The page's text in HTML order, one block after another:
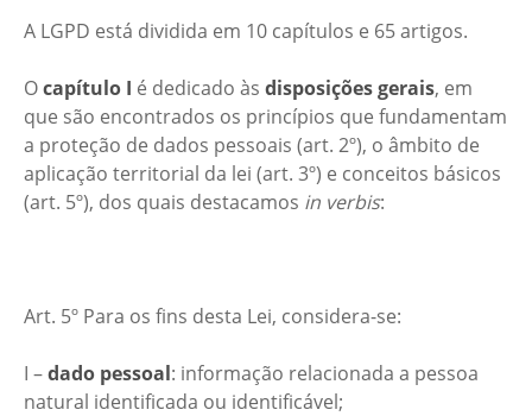
A LGPD está dividida em 10 capítulos e 65 artigos.
Ocapítulo I é dedicado às disposições gerais, em
que são encontrados os princípios que fundamentam
a proteção de dados pessoais (art. 2º), o âmbito de
aplicação territorial da lei (art. 3º) e conceitos básicos
(art. 5º), dos quais destacamos in verbis:
Art. 5º Para os fins desta Lei, considera-se:
I –dado pessoal: informação relacionada a pessoa
natural identificada ou identificável;